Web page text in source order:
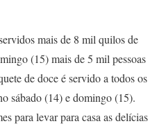
mais de 8 mil quilos de
(15) mais de 5 mil pessoas
de doce é servido a todos os
sábado (14) e domingo (15).
para levar para casa as delícias